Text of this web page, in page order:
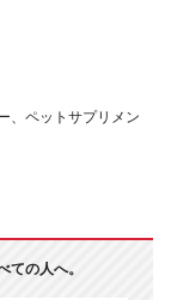
、ペットサプリメン
ての人へ。